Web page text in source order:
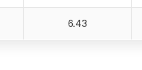
6.43